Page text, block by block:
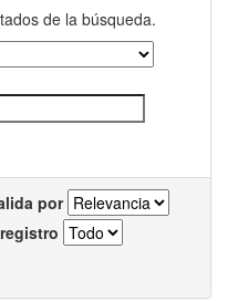
de la búsqueda.
por